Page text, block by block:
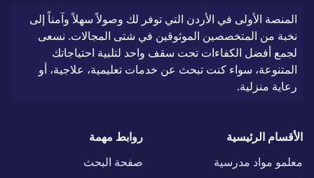
المنصة الأولى في الأردن التي توفر لك وصولاً سهلاً وآمناً إلى
نخبة من المتخصصين الموثوقين في شتى المجالات. نسعى
لجمع أفضل الكفاءات تحت سقف واحد لتلبية احتياجاتك
المتنوعة، سواء كنت تبحث عن خدمات تعليمية، علاجية، أو
رعاية منزلية.
الأقسام الرئيسية
معلمو مواد مدرسية
روابط مهمة
صفحة البحث